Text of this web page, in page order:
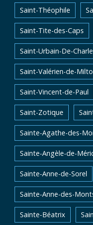
Saint-Théophile
Saint-Tite-des-Caps
Saint-Urbain-De-
Saint-Valérien-de-
Saint-Vincent-de-Paul
Saint-Zotique
Sainte-Agathe-des-
Sainte-Angèle-de-
Sainte-Anne-de-Sorel
Sainte-Anne-des-
Sainte-Béatrix